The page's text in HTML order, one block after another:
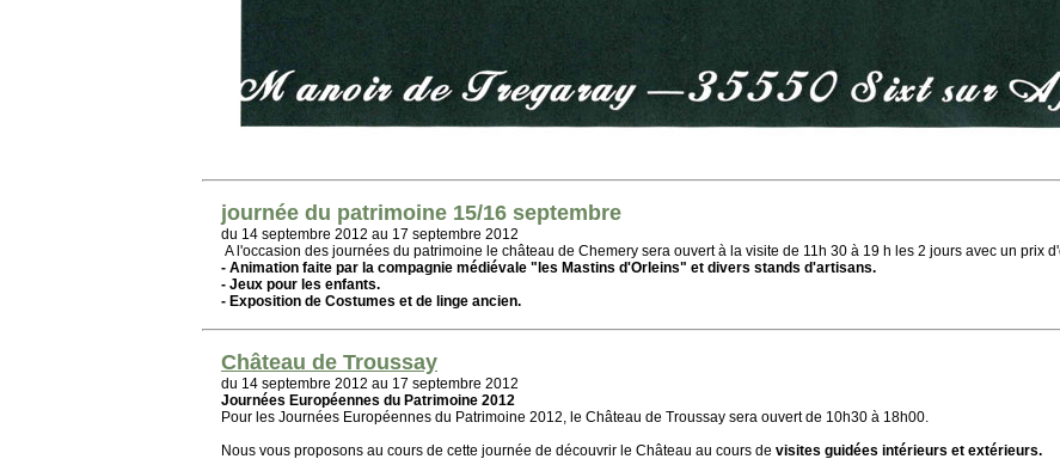
journée du patrimoine 15/16 septembre
du 14 septembre 2012 au 17 septembre 2012
A l'occasion des journées du patrimoine le château de Chemery sera ouvert à la visite de 11h 30 à 19 h les 2 jours avec un prix
- Animation faite par la compagnie médiévale "les Mastins d'Orleins" et divers stands d'artisans.
- Jeux pour les enfants.
- Exposition de Costumes et de linge ancien.
Château de Troussay
du 14 septembre 2012 au 17 septembre 2012
Journées Européennes du Patrimoine 2012
Pour les Journées Européennes du Patrimoine 2012, le Château de Troussay sera ouvert de 10h30 à 18h00.
Nous vous proposons au cours de cette journée de découvrir le Château au cours de visites guidées intérieurs et extérieurs.